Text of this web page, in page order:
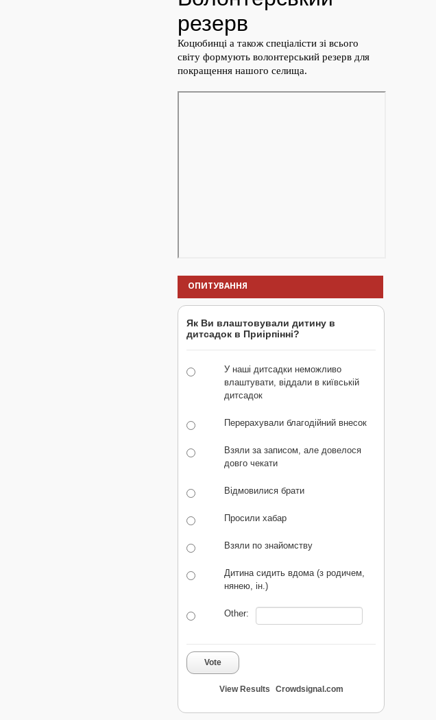
ОПИТУВАННЯ
Як Ви влаштовували дитину в
дитсадок в Приірпінні?
У наші дитсадки неможливо
влаштувати, віддали в київській
дитсадок
Перерахували благодійний внесок
Взяли за записом, але довелося
довго чекати
Відмовилися брати
Просили хабар
Взяли по знайомству
Дитина сидить вдома (з родичем,
нянею, ін.)
Other:
Vote
View Results Crowdsignal.com